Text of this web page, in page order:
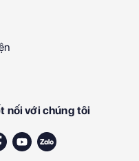
nối với chúng tôi